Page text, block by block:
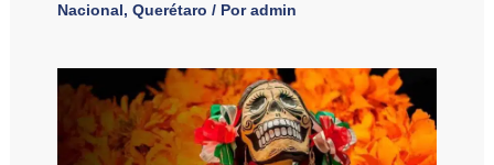
Nacional, Querétaro / Poradmin